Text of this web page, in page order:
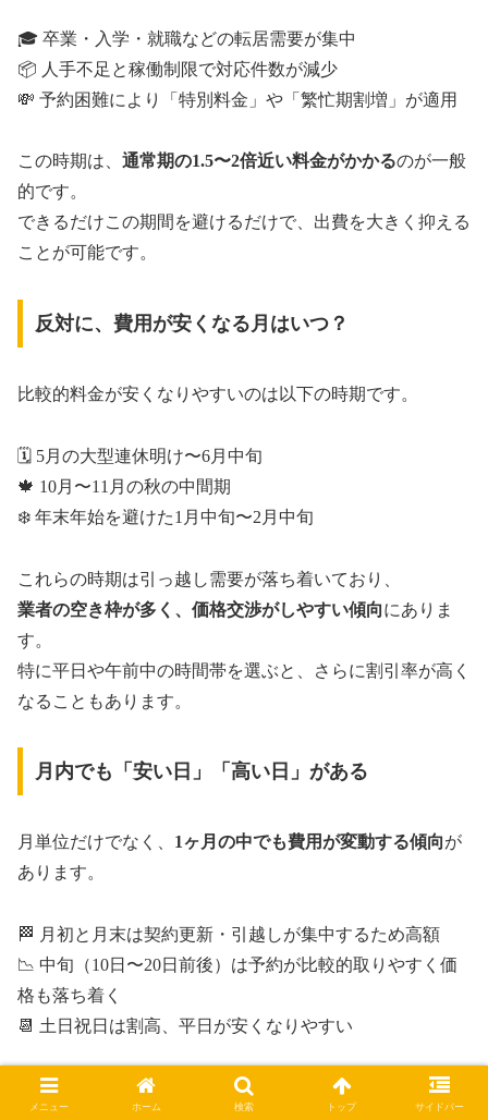
🎓 卒業・入学・就職などの転居需要が集中
📦 人手不足と稼働制限で対応件数が減少
💸 予約困難により「特別料金」や「繁忙期割増」が適用
この時期は、 通常期の1.5〜2倍近い料金がかかるのが一般
的です。
できるだけこの期間を避けるだけで、出費を大きく抑える
ことが可能です。
反対に、費用が安くなる月はいつ？
比較的料金が安くなりやすいのは以下の時期です。
🗓️ 5月の大型連休明け〜6月中旬
🍁 10月〜11月の秋の中間期
❄️ 年末年始を避けた1月中旬〜2月中旬
これらの時期は引っ越し需要が落ち着いており、
業者の空き枠が多く、価格交渉がしやすい傾向にありま
す。
特に平日や午前中の時間帯を選ぶと、さらに割引率が高く
なることもあります。
月内でも「安い日」「高い日」がある
月単位だけでなく、 1ヶ月の中でも費用が変動する傾向が
あります。
🏁 月初と月末は契約更新・引越しが集中するため高額
📉 中旬（10日〜20日前後）は予約が比較的取りやすく価
格も落ち着く
📆 土日祝日は割高、平日が安くなりやすい
日付に余裕がある場合は、
中旬かつ平日の引っ越しが最も
メニュー ホーム 検索 トップ サイドバー